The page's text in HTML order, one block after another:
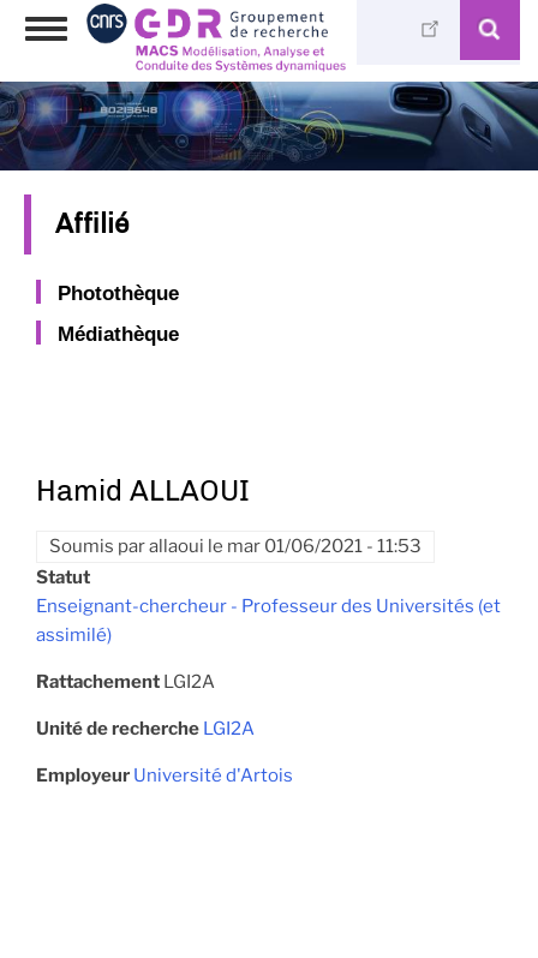
Aller
principal
Toggle
Affilié
Photothèque
Médiathèque
Hamid ALLAOUI
Soumis parallaoui le mar 01/06/2021 - 11:53
Statut
Enseignant-chercheur - Professeur des Universités (et
assimilé)
Rattachement LGI2A
Unité de recherche LGI2A
Employeur Université d'Artois